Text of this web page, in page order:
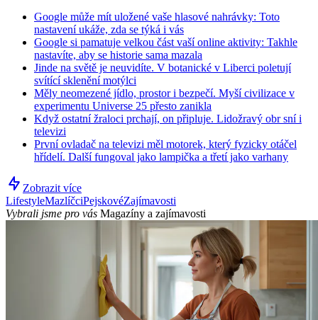
Google může mít uložené vaše hlasové nahrávky: Toto
nastavení ukáže, zda se týká i vás
Google si pamatuje velkou část vaší online aktivity: Takhle
nastavíte, aby se historie sama mazala
Jinde na světě je neuvidíte. V botanické v Liberci poletují
svítící sklenění motýlci
Měly neomezené jídlo, prostor i bezpečí. Myší civilizace v
experimentu Universe 25 přesto zanikla
Když ostatní žraloci prchají, on připluje. Lidožravý obr sní i
televizi
První ovladač na televizi měl motorek, který fyzicky otáčel
hřídelí. Další fungoval jako lampička a třetí jako varhany
Zobrazit více
LifestyleMazlíčciPejskovéZajímavosti
Vybrali jsme pro vás Magazíny a zajímavosti